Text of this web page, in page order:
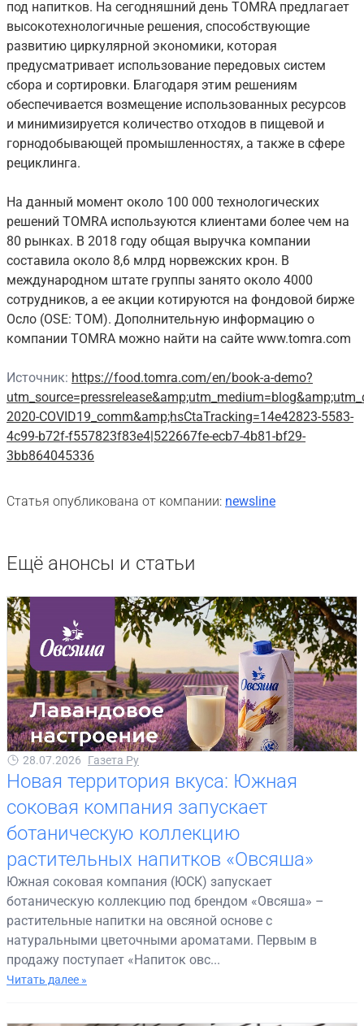
под напитков. На сегодняшний день TOMRA предлагает
высокотехнологичные решения, способствующие
развитию циркулярной экономики, которая
предусматривает использование передовых систем
сбора и сортировки. Благодаря этим решениям
обеспечивается возмещение использованных ресурсов
и минимизируется количество отходов в пищевой и
горнодобывающей промышленностях, а также в сфере
рециклинга.
На данный момент около 100 000 технологических
решений TOMRA используются клиентами более чем на
80 рынках. В 2018 году общая выручка компании
составила около 8,6 млрд норвежских крон. В
международном штате группы занято около 4000
сотрудников, а ее акции котируются на фондовой бирже
Осло (OSE: TOM). Дополнительную информацию о
компании TOMRA можно найти на сайте www.tomra.com
Источник: https://food.tomra.com/en/book-a-demo?
2020-COVID19_comm&amp;hsCtaTracking=14e42823-5583-
4c99-b72f-f557823f83e4|522667fe-ecb7-4b81-bf29-
3bb864045336
Статья опубликована от компании: newsline
Ещё анонсы и статьи
28.07.2026 Газета Ру
Новая территория вкуса: Южная
соковая компания запускает
ботаническую коллекцию
растительных напитков «Овсяша»
Южная соковая компания (ЮСК) запускает
ботаническую коллекцию под брендом «Овсяша» –
растительные напитки на овсяной основе с
натуральными цветочными ароматами. Первым в
продажу поступает «Напиток овс...
Читать далее »